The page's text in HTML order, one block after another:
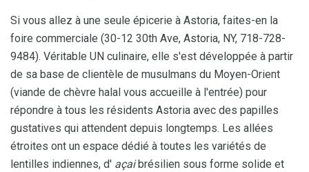
Si vous allez à une seule épicerie à Astoria, faites-en la
foire commerciale (30-12 30th Ave, Astoria, NY, 718-728-
9484). Véritable UN culinaire, elle s'est développée à partir
de sa base de clientèle de musulmans du Moyen-Orient
(viande de chèvre halal vous accueille à l'entrée) pour
répondre à tous les résidents Astoria avec des papilles
gustatives qui attendent depuis longtemps. Les allées
étroites ont un espace dédié à toutes les variétés de
lentilles indiennes, d' açaibrésilien sous forme solide et